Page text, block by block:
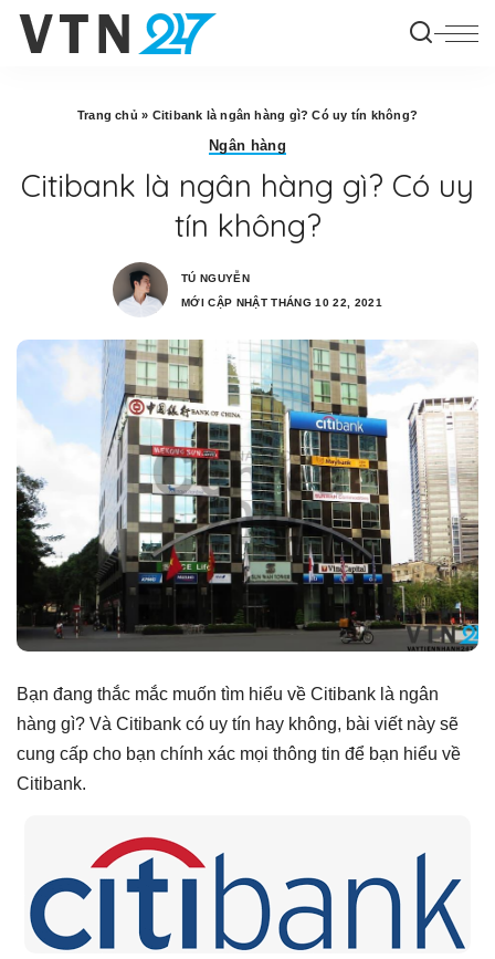
Trang chủ » Citibank là ngân hàng gì? Có uy tín không?
Ngân hàng
Citibank là ngân hàng gì? Có uy
tín không?
TÚ NGUYỄN
MỚI CẬP NHẬT THÁNG 10 22, 2021
Bạn đang thắc mắc muốn tìm hiểu về Citibank là ngân
hàng gì? Và Citibank có uy tín hay không, bài viết này sẽ
cung cấp cho bạn chính xác mọi thông tin để bạn hiểu về
Citibank.